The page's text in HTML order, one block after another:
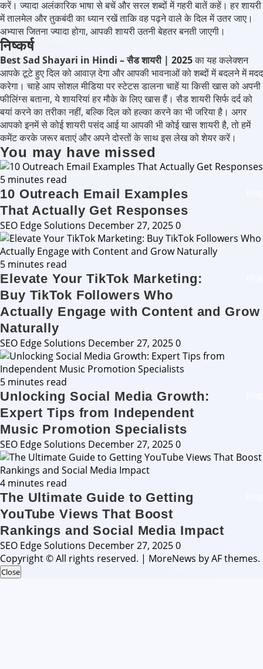
करें। ज्यादा अलंकारिक भाषा से बचें और सरल शब्दों में गहरी बातें कहें। हर शायरी
में तालमेल और तुकबंदी का ध्यान रखें ताकि वह पढ़ने वाले के दिल में उतर जाए।
अभ्यास जितना ज्यादा होगा, आपकी शायरी उतनी बेहतर बनती जाएगी।
निष्कर्ष
Best Sad Shayari in Hindi – सैड शायरी | 2025का यह कलेक्शन
आपके टूटे हुए दिल को आवाज़ देगा और आपकी भावनाओं को शब्दों में बदलने में मदद
करेगा। चाहे आप सोशल मीडिया पर स्टेटस डालना चाहें या किसी खास को अपनी
फीलिंग्स बताना, ये शायरियां हर मौके के लिए खास हैं। सैड शायरी सिर्फ दर्द को
बयां करने का तरीका नहीं, बल्कि दिल को हल्का करने का भी जरिया है। अगर
आपको इनमें से कोई शायरी पसंद आई या आपकी भी कोई खास शायरी है, तो हमें
कमेंट करके जरूर बताएं और अपने दोस्तों के साथ इस लेख को शेयर करें।
You may have missed
5 minutes read
10 Outreach Email Examples
That Actually Get Responses
SEO Edge Solutions December 27, 20250
5 minutes read
Elevate Your TikTok Marketing:
Buy TikTok Followers Who
Actually Engage with Content and Grow
Naturally
SEO Edge Solutions December 27, 20250
5 minutes read
Unlocking Social Media Growth:
Expert Tips from Independent
Music Promotion Specialists
SEO Edge Solutions December 27, 20250
4 minutes read
The Ultimate Guide to Getting
YouTube Views That Boost
Rankings and Social Media Impact
SEO Edge Solutions December 27, 20250
Copyright © All rights reserved. | MoreNews by AF themes.
Close